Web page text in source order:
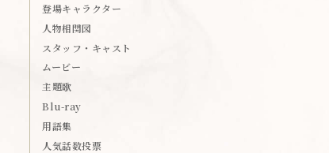
登場キャラクター
人物相関図
スタッフ・キャスト
ムービー
主題歌
Blu-ray
用語集
人気話数投票